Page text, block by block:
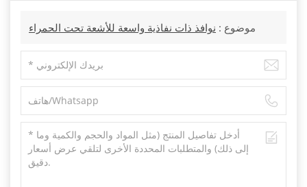
موضوع : نوافذ ذات نفاذية واسعة للأشعة تحت الحمراء